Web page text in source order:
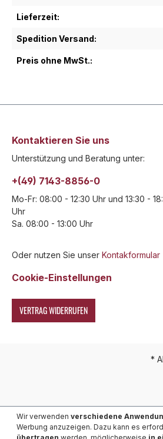
Lieferzeit:
Spedition Versand:
Preis ohne MwSt.:
Kontaktieren Sie uns
Unterstützung und Beratung unter:
+(49) 7143-8856-0
Mo-Fr: 08:00 - 12:30 Uhr und 13:30 -
Uhr
Sa. 08:00 - 13:00 Uhr
Oder nutzen Sie unser Kontakformular
Cookie-Einstellungen
VERTRAG WIDERRUFEN
*
Wir verwenden verschiedene
Werbung anzuzeigen. Dazu kann es